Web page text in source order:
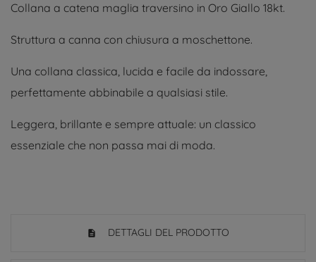
Collana a catena maglia traversino in Oro Giallo 18kt.
Struttura a canna con chiusura a moschettone.
Una collana classica, lucida e facile da indossare,
perfettamente abbinabile a qualsiasi stile.
Leggera, brillante e sempre attuale: un classico
essenziale che non passa mai di moda.
DETTAGLI DEL PRODOTTO